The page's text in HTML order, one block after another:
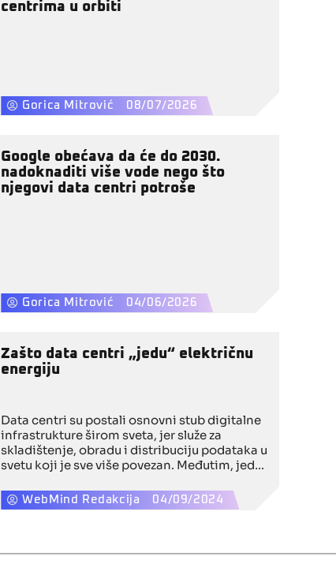
centrima u orbiti
Gorica Mitrović 08/07/2026
Google obećava da će do 2030.
nadoknaditi više vode nego što
njegovi data centri potroše
Gorica Mitrović 04/06/2026
Zašto data centri „jedu“ električnu
energiju
Data centri su postali osnovni stub digitalne
infrastrukture širom sveta, jer služe za
skladištenje, obradu i distribuciju podataka u
svetu koji je sve više povezan. Međutim, jedan
ogromna potrošnja električne energije. Kako
se povećava potreba za podacima i uslugama,
sistema u data centrima.
WebMind Redakcija 04/09/2024